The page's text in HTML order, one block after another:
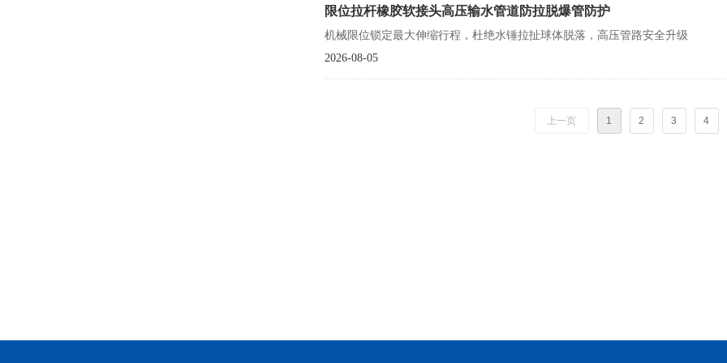
限位拉杆橡胶软接头高压输水管道防拉脱爆管防护
机械限位锁定最大伸缩行程，杜绝水锤拉扯球体脱落，高压管路安全升级
2026-08-05
上一页 1 2 3 4